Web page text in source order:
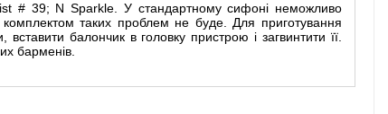
# 39; N Sparkle. У стандартному сифоні неможливо
таких проблем не буде. Для приготування
балончик в головку пристрою і загвинтити її.
барменів.